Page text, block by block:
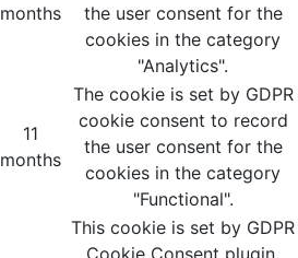
months
the user consent for the
cookies in the category
"Analytics".
11
months
The cookie is set by GDPR
cookie consent to record
the user consent for the
cookies in the category
"Functional".
This cookie is set by GDPR
Cookie Consent plugin.